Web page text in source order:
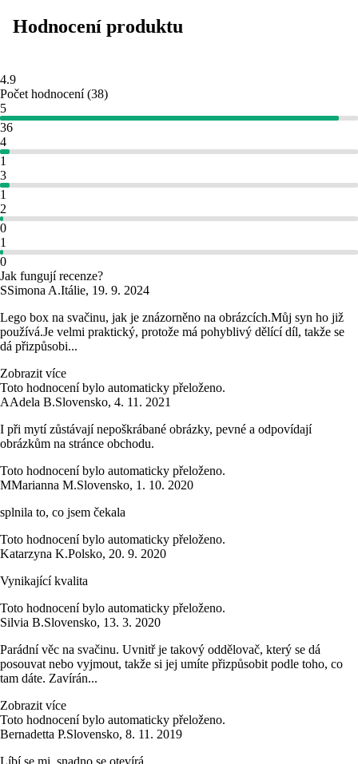
Hodnocení produktu
4.9
Počet hodnocení(38)
5
36
4
1
3
1
2
0
1
0
Jak fungují recenze?
SSimona A.Itálie, 19. 9. 2024
Lego box na svačinu, jak je znázorněno na obrázcích.Můj syn ho již
používá.Je velmi praktický, protože má pohyblivý dělící díl, takže se
dá přizpůsobi...
Zobrazit více
Toto hodnocení bylo automaticky přeloženo.
AAdela B.Slovensko, 4. 11. 2021
I při mytí zůstávají nepoškrábané obrázky, pevné a odpovídají
obrázkům na stránce obchodu.
Toto hodnocení bylo automaticky přeloženo.
MMarianna M.Slovensko, 1. 10. 2020
splnila to, co jsem čekala
Toto hodnocení bylo automaticky přeloženo.
Katarzyna K.Polsko, 20. 9. 2020
Vynikající kvalita
Toto hodnocení bylo automaticky přeloženo.
Silvia B.Slovensko, 13. 3. 2020
Parádní věc na svačinu. Uvnitř je takový oddělovač, který se dá
posouvat nebo vyjmout, takže si jej umíte přizpůsobit podle toho, co
tam dáte. Zavírán...
Zobrazit více
Toto hodnocení bylo automaticky přeloženo.
Bernadetta P.Slovensko, 8. 11. 2019
Líbí se mi, snadno se otevírá